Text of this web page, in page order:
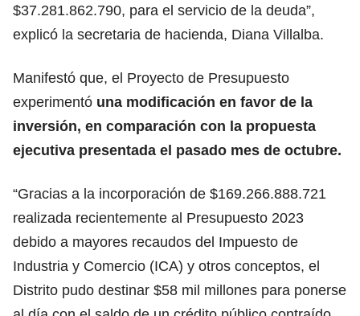
$37.281.862.790, para el servicio de la deuda”,
explicó la secretaria de hacienda, Diana Villalba.
Manifestó que, el Proyecto de Presupuesto
experimentó una modificación en favor de la
inversión, en comparación con la propuesta
ejecutiva presentada el pasado mes de octubre.
“Gracias a la incorporación de $169.266.888.721
realizada recientemente al Presupuesto 2023
debido a mayores recaudos del Impuesto de
Industria y Comercio (ICA) y otros conceptos, el
Distrito pudo destinar $58 mil millones para ponerse